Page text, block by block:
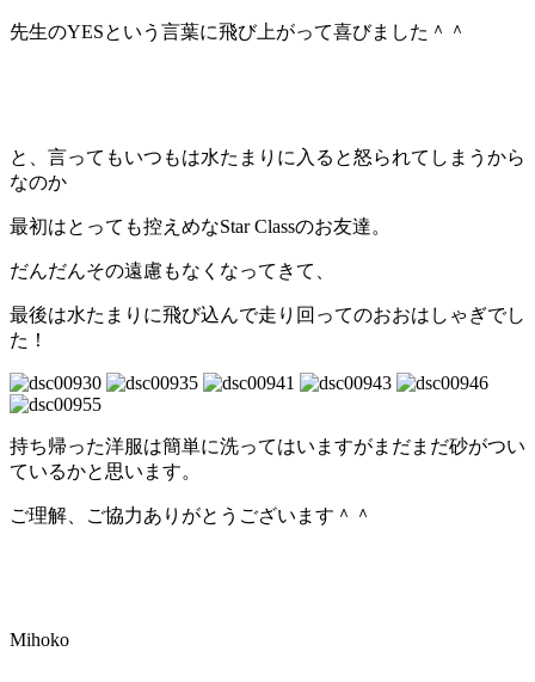
先生のYESという言葉に飛び上がって喜びました＾＾
と、言ってもいつもは水たまりに入ると怒られてしまうから
なのか
最初はとっても控えめなStar Classのお友達。
だんだんその遠慮もなくなってきて、
最後は水たまりに飛び込んで走り回ってのおおはしゃぎでし
た！
持ち帰った洋服は簡単に洗ってはいますがまだまだ砂がつい
ているかと思います。
ご理解、ご協力ありがとうございます＾＾
Mihoko